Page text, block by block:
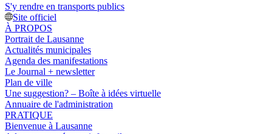
S'y rendre en transports publics
Site officiel
À PROPOS
Portrait de Lausanne
Actualités municipales
Agenda des manifestations
Le Journal + newsletter
Plan de ville
Une suggestion? – Boîte à idées virtuelle
Annuaire de l'administration
PRATIQUE
Bienvenue à Lausanne